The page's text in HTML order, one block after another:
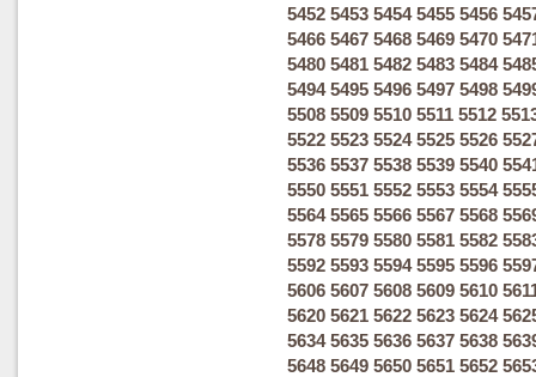
5452 5453 5454 5455 5456
5466 5467 5468 5469 5470
5480 5481 5482 5483 5484
5494 5495 5496 5497 5498
5508 5509 5510 5511 5512
5522 5523 5524 5525 5526
5536 5537 5538 5539 5540
5550 5551 5552 5553 5554
5564 5565 5566 5567 5568
5578 5579 5580 5581 5582
5592 5593 5594 5595 5596
5606 5607 5608 5609 5610
5620 5621 5622 5623 5624
5634 5635 5636 5637 5638
5648 5649 5650 5651 5652